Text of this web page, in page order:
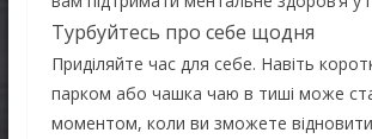
Турбуйтесь про себе щодня
Приділяйте час для себе. Навіть
парком або чашка чаю в тиші може
моментом, коли ви зможете